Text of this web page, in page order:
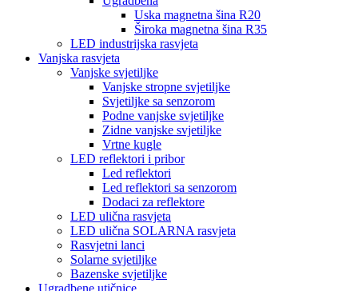
Uska magnetna šina R20
Široka magnetna šina R35
LED industrijska rasvjeta
Vanjska rasvjeta
Vanjske svjetiljke
Vanjske stropne svjetiljke
Svjetiljke sa senzorom
Podne vanjske svjetiljke
Zidne vanjske svjetiljke
Vrtne kugle
LED reflektori i pribor
Led reflektori
Led reflektori sa senzorom
Dodaci za reflektore
LED ulična rasvjeta
LED ulična SOLARNA rasvjeta
Rasvjetni lanci
Solarne svjetiljke
Bazenske svjetiljke
Ugradbene utičnice